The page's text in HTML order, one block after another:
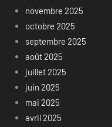
novembre 2025
octobre 2025
septembre 2025
août 2025
juillet 2025
juin 2025
mai 2025
avril 2025